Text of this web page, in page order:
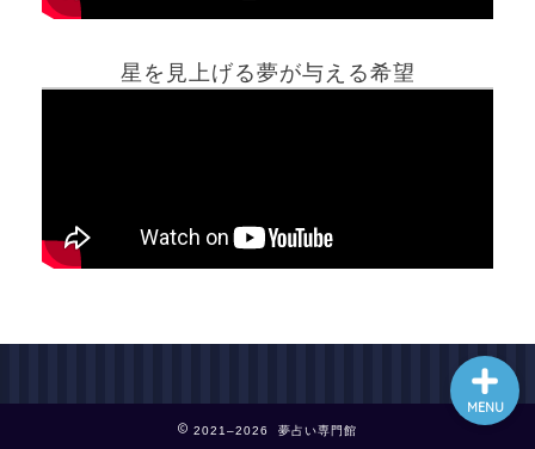
星を見上げる夢が与える希望
2021–2026 夢占い専門館
MENU
ホーム
最新記事動画